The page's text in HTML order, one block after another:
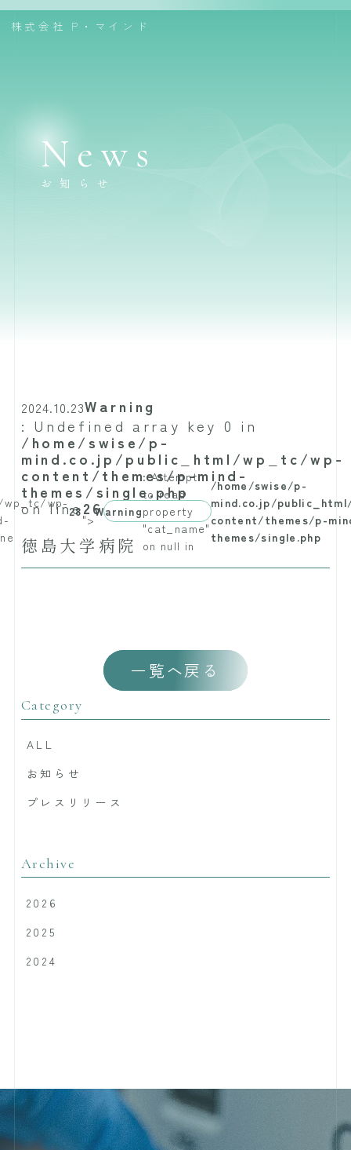
株式会社 P・マインド
News
お知らせ
2024.10.23Warning
: Undefined array key 0 in
/home/swise/p-
mind.co.jp/public_html/wp_tc/wp-
content/themes/p-mind-
themes/single.php
on line26
wp_tc/wp-
28
">
Warning
: Attempt
to read
property
"cat_name"
on null in
/home/swise/p-
mind.co.jp/
content/themes/p-
themes/single.php
徳島大学病院
一覧へ戻る
Category
ALL
お知らせ
プレスリリース
Archive
2026
2025
2024